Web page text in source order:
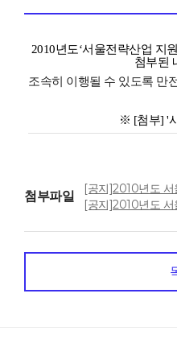
2010년도‘서울전략산업 지
첨부된
조속히 이행될 수 있도록 만
※ [첨부] '
첨부파일
[공지]2010년도
[공지]2010년도